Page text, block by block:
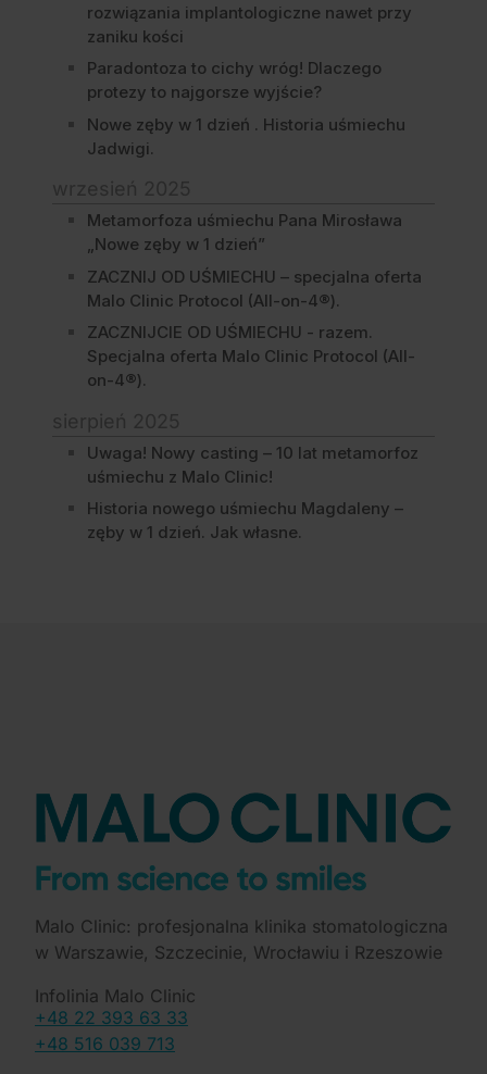
rozwiązania implantologiczne nawet przy
zaniku kości
Paradontoza to cichy wróg! Dlaczego
protezy to najgorsze wyjście?
Nowe zęby w 1 dzień . Historia uśmiechu
Jadwigi.
Metamorfoza uśmiechu Pana Mirosława
„Nowe zęby w 1 dzień”
ZACZNIJ OD UŚMIECHU – specjalna oferta
Malo Clinic Protocol (All-on-4®).
ZACZNIJCIE OD UŚMIECHU - razem.
Specjalna oferta Malo Clinic Protocol (All-
on-4®).
Uwaga! Nowy casting – 10 lat metamorfoz
uśmiechu z Malo Clinic!
Historia nowego uśmiechu Magdaleny –
zęby w 1 dzień. Jak własne.
Malo Clinic: profesjonalna klinika stomatologiczna
w Warszawie, Szczecinie, Wrocławiu i Rzeszowie
Infolinia Malo Clinic
+48 22 393 63 33
+48 516 039 713